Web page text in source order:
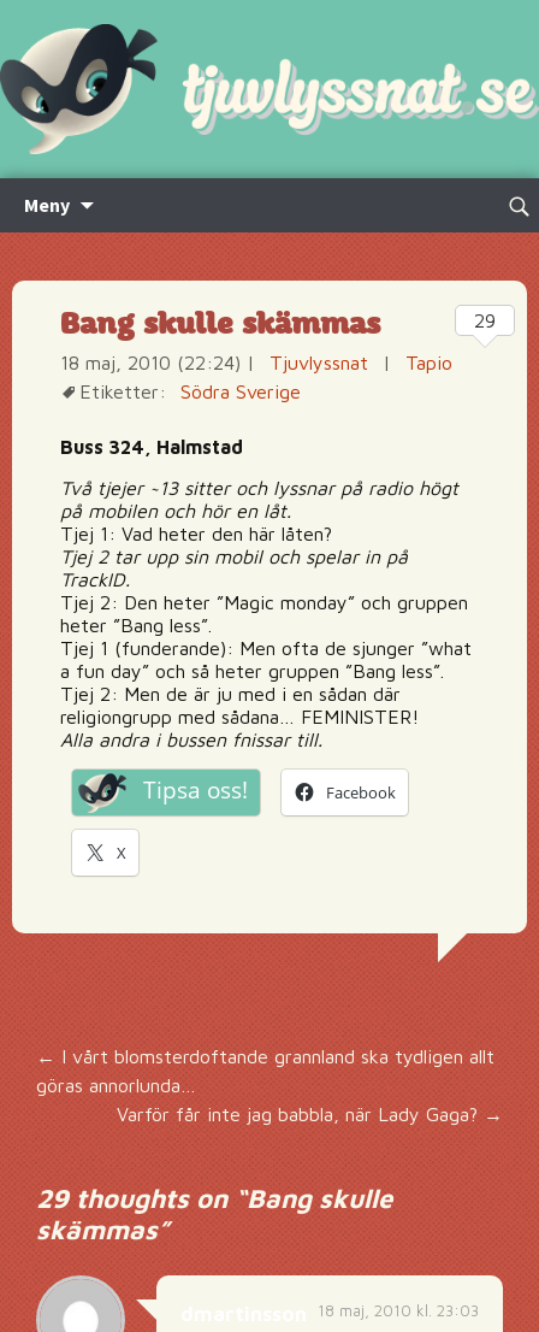
Meny
innehåll
Sök
Bang skulle skämmas
18 maj, 2010 (22:24) | Tjuvlyssnat |
Tapio
Etiketter:
Södra Sverige
Buss 324, Halmstad
Två tjejer ~13 sitter och lyssnar på radio högt
på mobilen och hör en låt.
Tjej 1: Vad heter den här låten?
Tjej 2 tar upp sin mobil och spelar in på
TrackID.
Tjej 2: Den heter ”Magic monday” och gruppen
heter ”Bang less”.
Tjej 1 (funderande): Men ofta de sjunger ”what
a fun day” och så heter gruppen ”Bang less”.
Tjej 2: Men de är ju med i en sådan där
religiongrupp med sådana… FEMINISTER!
Alla andra i bussen fnissar till.
Tipsa oss! Facebook
X
29
Inläggsnavigering
←I vårt blomsterdoftande grannland ska tydligen allt
göras annorlunda…
Varför får inte jag babbla, när Lady Gaga? →
29 thoughts on “Bang skulle
skämmas”
18 maj, 2010 kl. 23:03